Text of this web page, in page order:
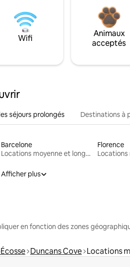
Wifi
Animaux
acceptés
séjours prolongés Destinations à
Barcelone
Locations moyenne et longue durée
Florence
Afficher plus
en fonction des zones
Duncans Cove Locations